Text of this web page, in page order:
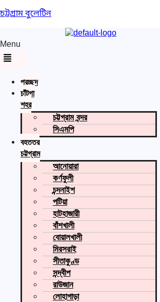
চট্টগ্রাম বুলেটিন
Menu
প্রচ্ছদ
চাঁটগা
শহর
চট্টগ্রাম বন্দর
সিএমপি
বৃহত্তর
চট্টগ্রাম
আনোয়ারা
কর্ণফুলী
চন্দনাইশ
পটিয়া
হাটহাজারী
বাঁশখালী
বোয়ালখালী
মিরসরাই
সীতাকুণ্ড
সন্দ্বীপ
রাউজান
লোহাগাড়া